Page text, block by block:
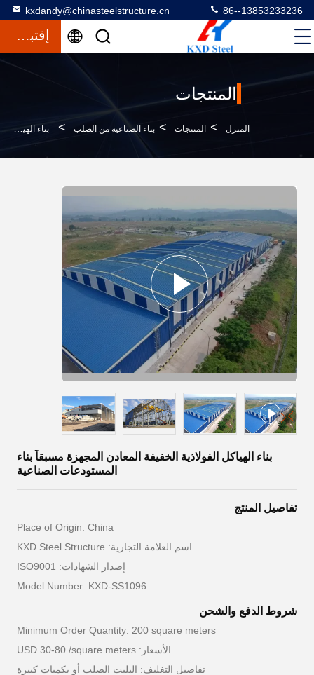
kxdandy@chinasteelstructure.cn 86--13853233236
إقتباس
المنتجات
المنزل > المنتجات > بناء الصناعية من الصلب > بناء الهياكل الفولاذية الخفيفة المعادن المجهزة مسبقاً بناء المستودعات الصناعية
بناء الهياكل الفولاذية الخفيفة المعادن المجهزة مسبقاً بناء
المستودعات الصناعية
تفاصيل المنتج
Place of Origin: China
اسم العلامة التجارية: KXD Steel Structure
إصدار الشهادات: ISO9001
Model Number: KXD-SS1096
شروط الدفع والشحن
Minimum Order Quantity: 200 square meters
الأسعار: USD 30-80 /square meters
تفاصيل التغليف: البليت الصلب أو بكميات كبيرة